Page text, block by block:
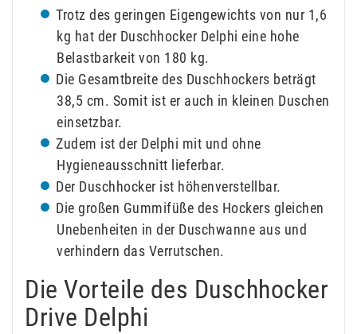
Trotz des geringen Eigengewichts von nur 1,6
kg hat der Duschhocker Delphi eine hohe
Belastbarkeit von 180 kg.
Die Gesamtbreite des Duschhockers beträgt
38,5 cm. Somit ist er auch in kleinen Duschen
einsetzbar.
Zudem ist der Delphi mit und ohne
Hygieneausschnitt lieferbar.
Der Duschhocker ist höhenverstellbar.
Die großen Gummifüße des Hockers gleichen
Unebenheiten in der Duschwanne aus und
verhindern das Verrutschen.
Die Vorteile des Duschhocker
Drive Delphi